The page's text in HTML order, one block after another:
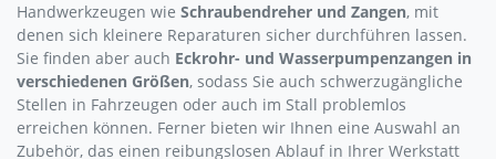
Handwerkzeugen wie Schraubendreher und Zangen, mit
denen sich kleinere Reparaturen sicher durchführen lassen.
Sie finden aber auch Eckrohr- und Wasserpumpenzangen in
verschiedenen Größen, sodass Sie auch schwerzugängliche
Stellen in Fahrzeugen oder auch im Stall problemlos
erreichen können. Ferner bieten wir Ihnen eine Auswahl an
Zubehör, das einen reibungslosen Ablauf in Ihrer Werkstatt